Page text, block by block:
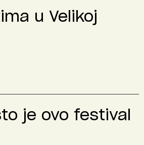
u Velikoj
je ovo festival